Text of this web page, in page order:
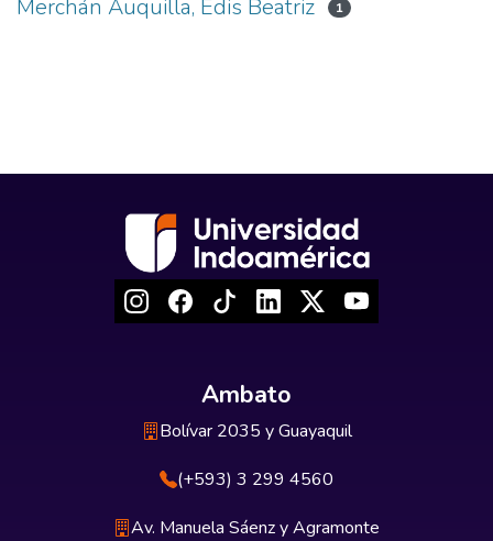
Merchán Auquilla, Edis Beatriz 1
Ambato
Bolívar 2035 y Guayaquil
(+593) 3 299 4560
Av. Manuela Sáenz y Agramonte